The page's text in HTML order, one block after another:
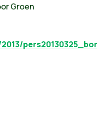
Groen